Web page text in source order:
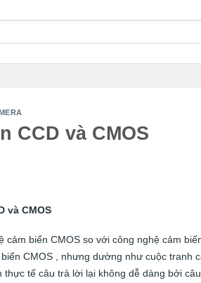
CCD và CMOS
và CMOS
biến CMOS so với công nghệ cảm
CMOS , nhưng dường như cuộc tranh
tế câu trả lời lại không dễ dàng bởi